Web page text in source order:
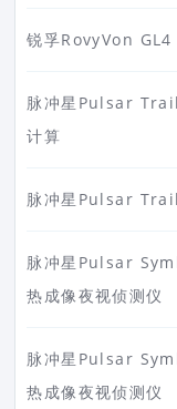
锐孚RovyVon GL4
脉冲星Pulsar
计算
脉冲星Pulsar
脉冲星Pulsar
热成像夜视侦测仪
脉冲星Pulsar
热成像夜视侦测仪